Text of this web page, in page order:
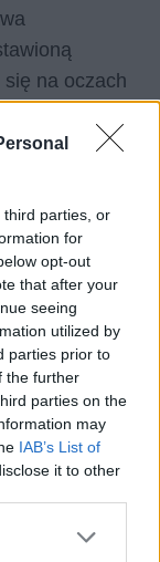
third parties, or
for
opt-out
that after your
seeing
utilized by
parties prior to
the further
parties on the
may
IAB’s List of
it to other
na oczach
nie
i
świat
XIX i
relacji
stanie w
treść
Tango
świata”.
w